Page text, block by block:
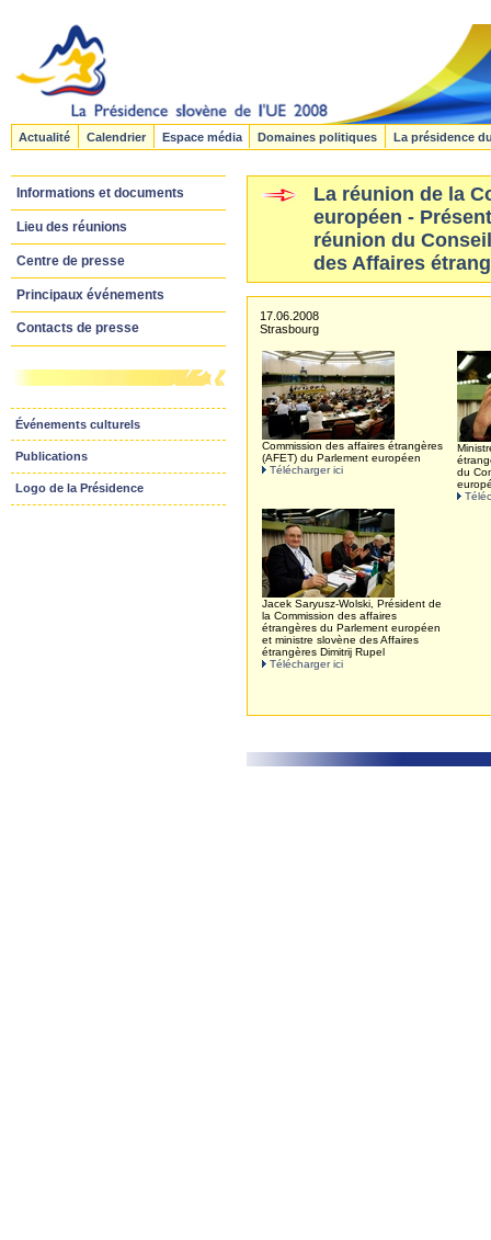
Actualité Calendrier Espace média Domaines politiques La présidence
Informations et documents
Lieu des réunions
Centre de presse
Principaux événements
Contacts de presse
Événements culturels
Publications
Logo de la Présidence
La réunion de la
européen -
réunion du
des Affaires
17.06.2008
Strasbourg
Commission des affaires étrangères
(AFET) du Parlement européen
Télécharger ici
du
Jacek Saryusz-Wolski, Président de
la Commission des affaires
étrangères du Parlement européen
et ministre slovène des Affaires
étrangères Dimitrij Rupel
Télécharger ici